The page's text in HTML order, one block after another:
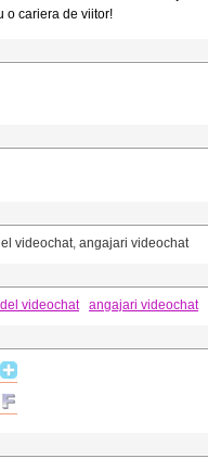
o cariera de viitor!
videochat, angajari videochat
videochat angajari videochat